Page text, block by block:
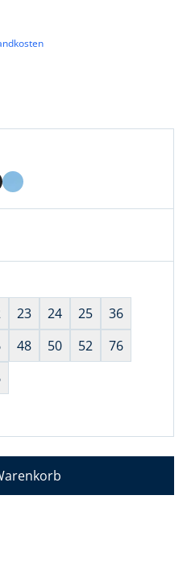
Regular Fit. für
23 24 25
36
48 50 52
76